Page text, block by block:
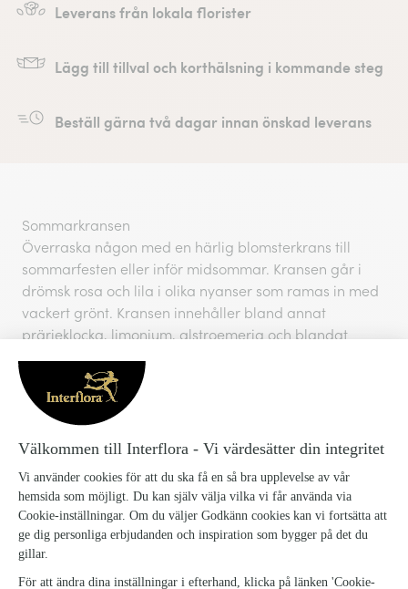
Leverans från lokala florister
Lägg till tillval och korthälsning i kommande steg
Beställ gärna två dagar innan önskad leverans
Sommarkransen
Överraska någon med en härlig blomsterkrans till
sommarfesten eller inför midsommar. Kransen går i
drömsk rosa och lila i olika nyanser som ramas in med
vackert grönt. Kransen innehåller bland annat
prärieklocka, limonium, alstroemeria och blandat
grönt.
Kransens storlek kan justeras med bandet som är fäst
baktill.
Beställ gärna kransen några dagar innan önskad
leveransdag.
SKU: 1201567_Sommarkrans_1